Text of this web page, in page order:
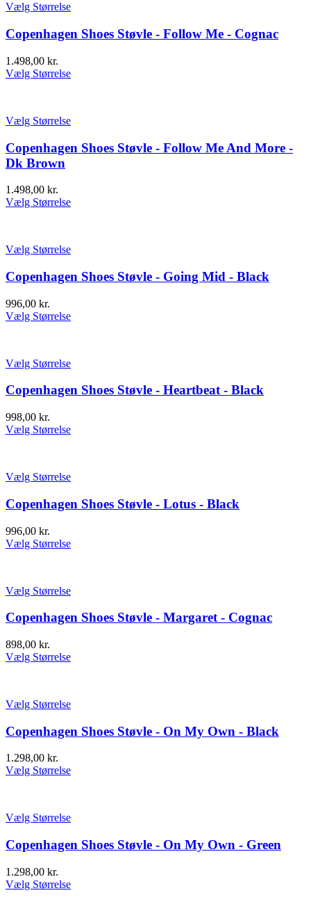
Vælg Størrelse
Copenhagen Shoes Støvle - Follow Me - Cognac
1.498,00 kr.
Vælg Størrelse
Vælg Størrelse
Copenhagen Shoes Støvle - Follow Me And More -
Dk Brown
1.498,00 kr.
Vælg Størrelse
Vælg Størrelse
Copenhagen Shoes Støvle - Going Mid - Black
996,00 kr.
Vælg Størrelse
Vælg Størrelse
Copenhagen Shoes Støvle - Heartbeat - Black
998,00 kr.
Vælg Størrelse
Vælg Størrelse
Copenhagen Shoes Støvle - Lotus - Black
996,00 kr.
Vælg Størrelse
Vælg Størrelse
Copenhagen Shoes Støvle - Margaret - Cognac
898,00 kr.
Vælg Størrelse
Vælg Størrelse
Copenhagen Shoes Støvle - On My Own - Black
1.298,00 kr.
Vælg Størrelse
Vælg Størrelse
Copenhagen Shoes Støvle - On My Own - Green
1.298,00 kr.
Vælg Størrelse